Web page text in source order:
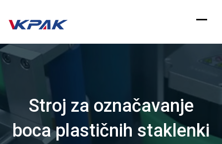
Preskoči
na
Stroj za označavanje
boca plastičnih staklenki